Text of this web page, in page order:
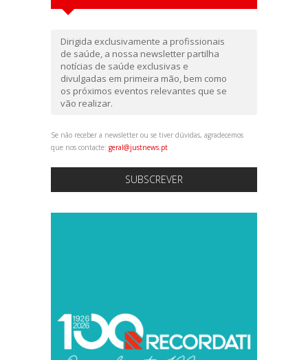
Dirigida exclusivamente a profissionais
de saúde, a nossa newsletter partilha
notícias de saúde exclusivas e
divulgadas em primeira mão, bem como
os próximos eventos relevantes que se
vão realizar.
Se não receber a newsletter ou se tiver dúvidas, agradecemos
que nos contacte: geral@justnews.pt
SUBSCREVER